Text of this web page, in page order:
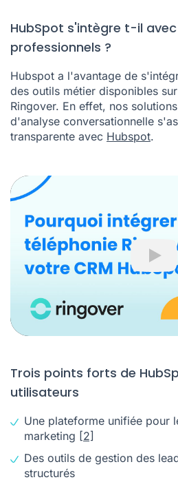
HubSpot s'intègre t-il
professionnels ?
Hubspot a l'avantage de
des outils métier disponibles
Ringover. En effet, nos
d'analyse conversationnelle
transparente avec Hubspot.
Play
Trois points forts de
utilisateurs
Une plateforme unifiée pour
marketing [2]
Des outils de gestion des
structurés